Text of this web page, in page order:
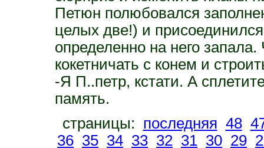
Петюн полюбовался
целых две!) и
определенно на него
кокетничать с конем и
-Я П..петр, кстати. А
память.
страницы: последняя 48
36 35 34 33 32 31 30 29